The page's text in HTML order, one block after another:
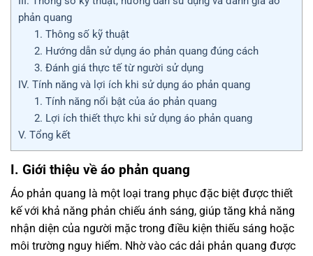
phản quang
1. Thông số kỹ thuật
2. Hướng dẫn sử dụng áo phản quang đúng cách
3. Đánh giá thực tế từ người sử dụng
IV. Tính năng và lợi ích khi sử dụng áo phản quang
1. Tính năng nổi bật của áo phản quang
2. Lợi ích thiết thực khi sử dụng áo phản quang
V. Tổng kết
I. Giới thiệu về áo phản quang
Áo phản quang là một loại trang phục đặc biệt được thiết
kế với khả năng phản chiếu ánh sáng, giúp tăng khả năng
nhận diện của người mặc trong điều kiện thiếu sáng hoặc
môi trường nguy hiểm. Nhờ vào các dải phản quang được